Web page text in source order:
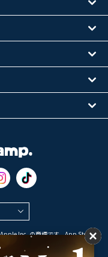
Inc. の商標です。App Store は
す。